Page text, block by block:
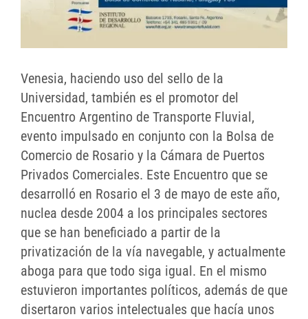
Venesia, haciendo uso del sello de la
Universidad, también es el promotor del
Encuentro Argentino de Transporte Fluvial,
evento impulsado en conjunto con la Bolsa de
Comercio de Rosario y la Cámara de Puertos
Privados Comerciales. Este Encuentro que se
desarrolló en Rosario el 3 de mayo de este año,
nuclea desde 2004 a los principales sectores
que se han beneficiado a partir de la
privatización de la vía navegable, y actualmente
aboga para que todo siga igual. En el mismo
estuvieron importantes políticos, además de que
disertaron varios intelectuales que hacía unos